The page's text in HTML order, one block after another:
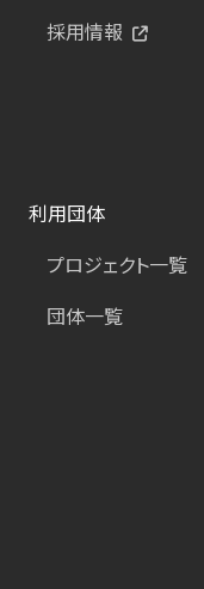
採用情報
利用団体
プロジェクト一覧
団体一覧